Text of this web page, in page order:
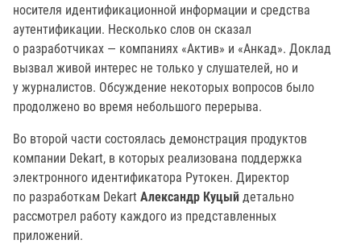
носителя идентификационной информации и средства
аутентификации. Несколько слов он сказал
о разработчиках — компаниях «Актив» и «Анкад». Доклад
вызвал живой интерес не только у слушателей, но и
у журналистов. Обсуждение некоторых вопросов было
продолжено во время небольшого перерыва.
Во второй части состоялась демонстрация продуктов
компании Dekart, в которых реализована поддержка
электронного идентификатора Рутокен. Директор
по разработкам Dekart Александр Куцый детально
рассмотрел работу каждого из представленных
приложений.